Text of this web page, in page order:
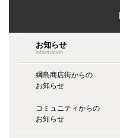
お知らせ
information
綱島商店街からの
お知らせ
コミュニティからの
お知らせ